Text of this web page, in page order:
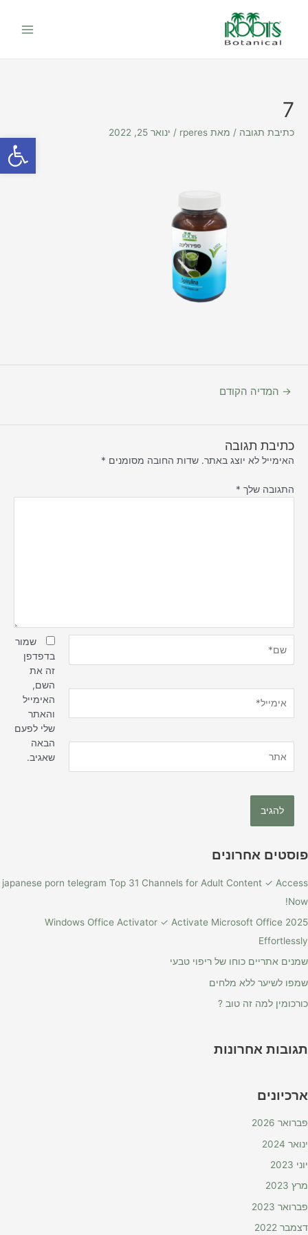
פתח
Menu
7
כתיבת תגובה / מאת rperes
/ ינואר 25, 2022
→ המדיה הקודם
כתיבת תגובה
האימייל לא יוצג באתר. שדות החובה מסומנים *
התגובה שלך *
שמור
בדפדפן
זה את
השם,
האימייל
והאתר
שלי לפעם
הבאה
שאגיב.
פוסטים אחרונים
japanese porn telegram Top 31 Channels for Adult Content ✓ Access
Now!
Windows Office Activator ✓ Activate Microsoft Office 2025
Effortlessly
שמנים אתריים כוחו של ריפוי טבעי
שמפו לשיער ללא מלחים
כורכומין למה זה טוב ?
תגובות אחרונות
ארכיונים
פברואר 2026
ינואר 2024
יוני 2023
מרץ 2023
פברואר 2023
דצמבר 2022